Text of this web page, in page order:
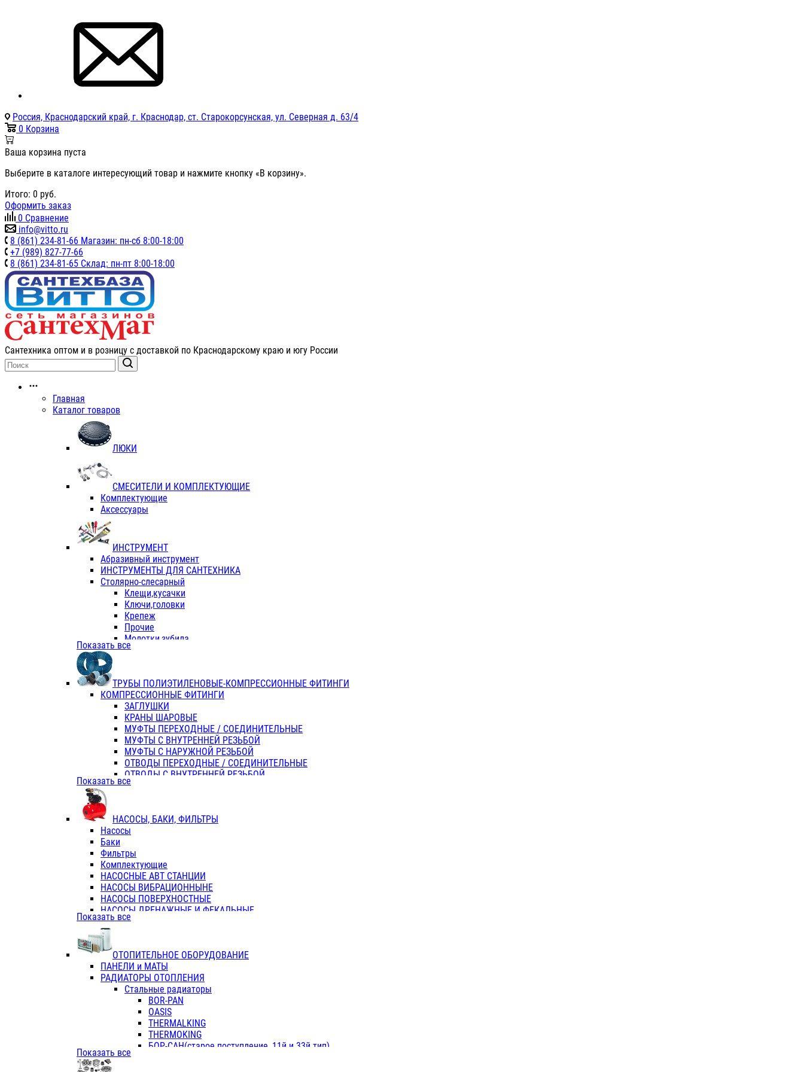
Россия, Краснодарский край, г. Краснодар, ст. Старокорсунская, ул. Северная д. 63/4
0 Корзина
Ваша корзина пуста
Выберите в каталоге интересующий товар и нажмите кнопку «В корзину».
Итого: 0 руб.
Оформить заказ
0 Сравнение
info@vitto.ru
8 (861) 234-81-66 Магазин: пн-сб 8:00-18:00
+7 (989) 827-77-66
8 (861) 234-81-65 Склад: пн-пт 8:00-18:00
Сантехника оптом и в розницу с доставкой по Краснодарскому краю и югу России
Главная
Каталог товаров
ЛЮКИ
СМЕСИТЕЛИ И КОМПЛЕКТУЮЩИЕ
Комплектующие
Аксессуары
ИНСТРУМЕНТ
Абразивный инструмент
ИНСТРУМЕНТЫ ДЛЯ САНТЕХНИКА
Столярно-слесарный
Клещи,кусачки
Ключи,головки
Крепеж
Прочие
Молотки,зубила
Пассатижи,тонкогубцы,утконосы
Отвертки
Хоз. инвентарь
ЭЛ. ИНСТРУМЕНТ OASIS
Показать все
ТРУБЫ ПОЛИЭТИЛЕНОВЫЕ-КОМПРЕССИОННЫЕ ФИТИНГИ
КОМПРЕССИОННЫЕ ФИТИНГИ
ЗАГЛУШКИ
КРАНЫ ШАРОВЫЕ
МУФТЫ ПЕРЕХОДНЫЕ / СОЕДИНИТЕЛЬНЫЕ
МУФТЫ С ВНУТРЕННЕЙ РЕЗЬБОЙ
МУФТЫ С НАРУЖНОЙ РЕЗЬБОЙ
ОТВОДЫ ПЕРЕХОДНЫЕ / СОЕДИНИТЕЛЬНЫЕ
ОТВОДЫ С ВНУТРЕННЕЙ РЕЗЬБОЙ
ОТВОДЫ С НАРУЖНОЙ РЕЗЬБОЙ
ТРОЙНИКИ ПЕРЕХОДНЫЕ / СОЕДИНИТЕЛЬНЫЕ
ТРОЙНИКИ С ВНУТРЕННЕЙ РЕЗЬБОЙ
КОЛЬЦА РЕЗИНОВЫЕ
ТРУБЫ НАПОРНЫЕ
ТРУБЫ ГОФРИРОВАННЫЕ ДВУХСЛ.
ТРУБЫ ПОЛИЭТИЛЕНОВЫЕ
Показать все
НАСОСЫ, БАКИ, ФИЛЬТРЫ
Насосы
Баки
Фильтры
Комплектующие
НАСОСНЫЕ АВТ СТАНЦИИ
НАСОСЫ ВИБРАЦИОННЫНЕ
НАСОСЫ ПОВЕРХНОСТНЫЕ
НАСОСЫ ДРЕНАЖНЫЕ И ФЕКАЛЬНЫЕ
НАСОСЫ ПОВЫСИТ и ЦИРКУЛЯЦИОННЫЕ
НАСОСЫ СКВАЖИННЫЕ
Показать все
ОТОПИТЕЛЬНОЕ ОБОРУДОВАНИЕ
ПАНЕЛИ и МАТЫ
РАДИАТОРЫ ОТОПЛЕНИЯ
Стальные радиаторы
BOR-PAN
OASIS
THERMALKING
THERMOKING
БОР-САН(старое поступление, 11й и 33й тип)
Показать все